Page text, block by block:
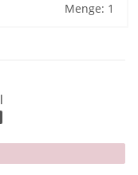
Menge: 1